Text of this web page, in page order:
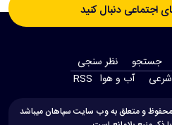
اجتماعی دنبال کنید
جستجو
نظر سنجی
آب و هوا RSS
و متعلق به وب سایت سپاهان میباشد